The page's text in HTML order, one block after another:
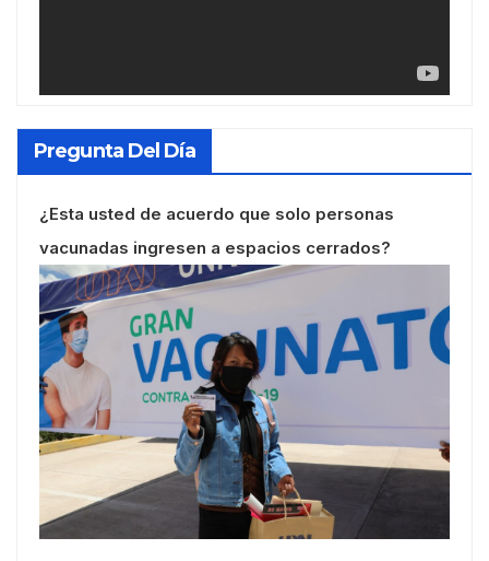
Pregunta Del Día
¿Esta usted de acuerdo que solo personas
vacunadas ingresen a espacios cerrados?